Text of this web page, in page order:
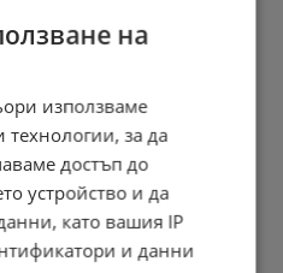
заплата няма да е 620 евро
на
използваме
за да
достъп до
устройство и да
като вашия IP
и данни